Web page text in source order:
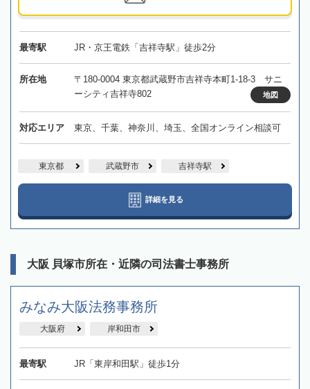
最寄駅 JR・京王電鉄「吉祥寺駅」徒歩2分
所在地
〒180-0004 東京都武蔵野市吉祥寺本町1-18-3 サニ
ーシティ吉祥寺802
地図
対応エリア 東京、千葉、神奈川、埼玉、全国オンライン相談可
東京都 武蔵野市 吉祥寺駅
詳細を見る
大阪 貝塚市所在・近隣の司法書士事務所
みなみ大阪法務事務所
大阪府 岸和田市
最寄駅 JR「東岸和田駅」徒歩1分